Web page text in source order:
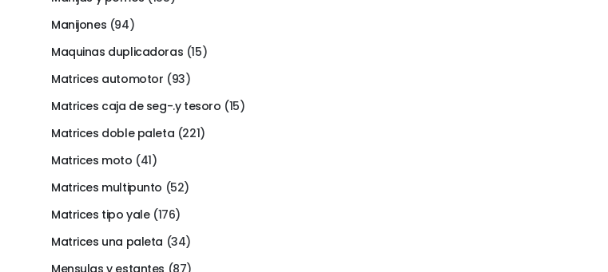
Manijones (94)
Maquinas duplicadoras (15)
Matrices automotor (93)
Matrices caja de seg-.y tesoro (15)
Matrices doble paleta (221)
Matrices moto (41)
Matrices multipunto (52)
Matrices tipo yale (176)
Matrices una paleta (34)
Mensulas y estantes (87)